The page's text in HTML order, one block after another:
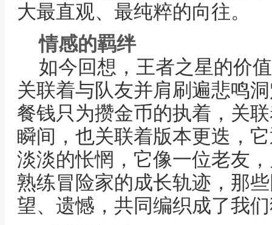
大最直观、最纯粹的向往。
情感的羁绊
如今回想，王者之星的价
关联着与队友并肩刷遍悲鸣
餐钱只为攒金币的执着，关
瞬间，也关联着版本更迭，
淡淡的怅惘，它像一位老友
熟练冒险家的成长轨迹，那
望、遗憾，共同编织成了我